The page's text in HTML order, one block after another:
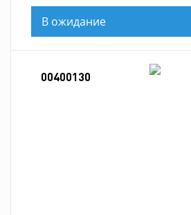
В ожидание
00400130